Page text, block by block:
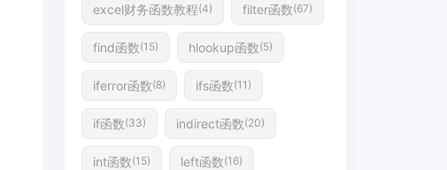
excel财务函数教程(4) filter函数(67)
find函数(15) hlookup函数(5)
iferror函数(8) ifs函数(11)
if函数(33) indirect函数(20)
int函数(15) left函数(16)